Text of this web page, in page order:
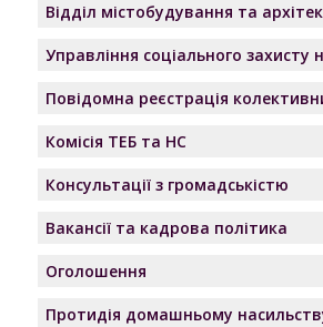
Відділ містобудування та
Управління соціального захисту
Повідомна реєстрація
Комісія ТЕБ та НС
Консультації з громадськістю
Вакансії та кадрова політика
Оголошення
Протидія домашньому